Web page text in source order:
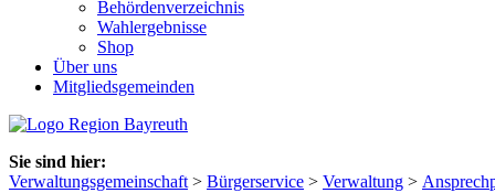
Behördenverzeichnis
Wahlergebnisse
Shop
Über uns
Mitgliedsgemeinden
Sie sind hier:
Verwaltungsgemeinschaft > Bürgerservice > Verwaltung >